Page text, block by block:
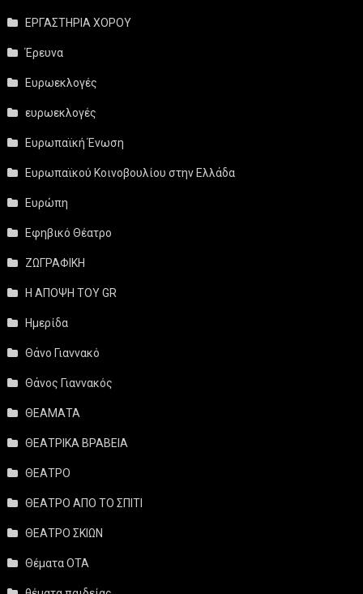
ΕΡΓΑΣΤΗΡΙΑ ΧΟΡΟΥ
Έρευνα
Ευρωεκλογές
ευρωεκλογές
Ευρωπαϊκή Ένωση
Ευρωπαϊκού Κοινοβουλίου στην Ελλάδα
Ευρώπη
Εφηβικό Θέατρο
ΖΩΓΡΑΦΙΚΗ
Η ΑΠΟΨΗ ΤΟΥ GR
Ημερίδα
Θάνο Γιαννακό
Θάνος Γιαννακός
ΘΕΑΜΑΤΑ
ΘΕΑΤΡΙΚΑ ΒΡΑΒΕΙΑ
ΘΕΑΤΡΟ
ΘΕΑΤΡΟ ΑΠΟ ΤΟ ΣΠΙΤΙ
ΘΕΑΤΡΟ ΣΚΙΩΝ
Θέματα ΟΤΑ